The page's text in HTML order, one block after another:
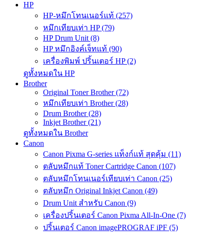
HP
HP-หมึกโทนเนอร์แท้ (257)
หมึกเทียบเท่า HP (79)
HP Drum Unit (8)
HP หมึกอิงค์เจ็ทแท้ (90)
เครื่องพิมพ์ ปริ้นเตอร์ HP (2)
ดูทั้งหมดใน HP
Brother
Original Toner Brother (72)
หมึกเทียบเท่า Brother (28)
Drum Brother (28)
Inkjet Brother (21)
ดูทั้งหมดใน Brother
Canon
Canon Pixma G-series แท็งก์แท้ สุดคุ้ม (11)
ตลับหมึกแท้ Toner Cartridge Canon (107)
ตลับหมึกโทนเนอร์เทียบเท่า Canon (25)
ตลับหมึก Original Inkjet Canon (49)
Drum Unit สำหรับ Canon (9)
เครื่องปริ้นเตอร์ Canon Pixma All-In-One (7)
ปริ้นเตอร์ Canon imagePROGRAF iPF (5)